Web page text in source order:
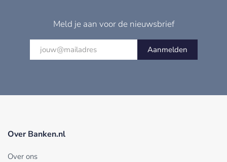
Meld je aan voor de nieuwsbrief
Aanmelden
Over Banken.nl
Over ons